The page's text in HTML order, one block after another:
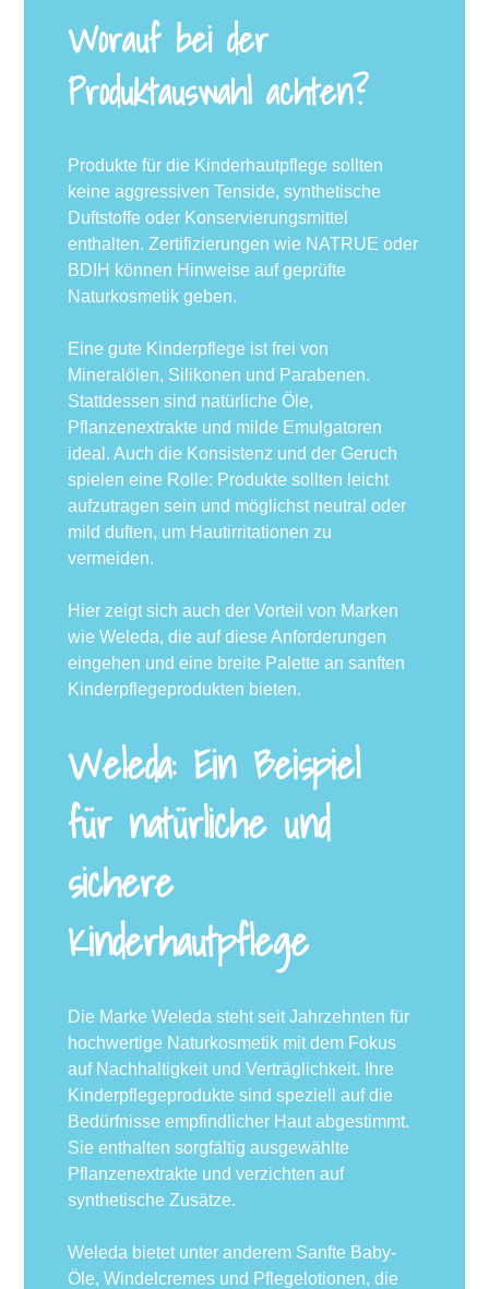
Worauf bei der
Produktauswahl achten?
Produkte für die Kinderhautpflege sollten
keine aggressiven Tenside, synthetische
Duftstoffe oder Konservierungsmittel
enthalten. Zertifizierungen wie NATRUE oder
BDIH können Hinweise auf geprüfte
Naturkosmetik geben.
Eine gute Kinderpflege ist frei von
Mineralölen, Silikonen und Parabenen.
Stattdessen sind natürliche Öle,
Pflanzenextrakte und milde Emulgatoren
ideal. Auch die Konsistenz und der Geruch
spielen eine Rolle: Produkte sollten leicht
aufzutragen sein und möglichst neutral oder
mild duften, um Hautirritationen zu
vermeiden.
Hier zeigt sich auch der Vorteil von Marken
wie Weleda, die auf diese Anforderungen
eingehen und eine breite Palette an sanften
Kinderpflegeprodukten bieten.
Weleda: Ein Beispiel
für natürliche und
sichere
Kinderhautpflege
Die Marke Weleda steht seit Jahrzehnten für
hochwertige Naturkosmetik mit dem Fokus
auf Nachhaltigkeit und Verträglichkeit. Ihre
Kinderpflegeprodukte sind speziell auf die
Bedürfnisse empfindlicher Haut abgestimmt.
Sie enthalten sorgfältig ausgewählte
Pflanzenextrakte und verzichten auf
synthetische Zusätze.
Weleda bietet unter anderem Sanfte Baby-
Öle, Windelcremes und Pflegelotionen, die